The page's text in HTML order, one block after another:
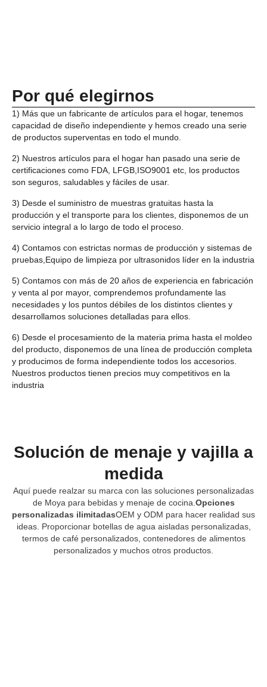
Por qué elegirnos
1) Más que un fabricante de artículos para el hogar, tenemos
capacidad de diseño independiente y hemos creado una serie
de productos superventas en todo el mundo.
2) Nuestros artículos para el hogar han pasado una serie de
certificaciones como FDA, LFGB,ISO9001 etc, los productos
son seguros, saludables y fáciles de usar.
3) Desde el suministro de muestras gratuitas hasta la
producción y el transporte para los clientes, disponemos de un
servicio integral a lo largo de todo el proceso.
4) Contamos con estrictas normas de producción y sistemas de
pruebas,Equipo de limpieza por ultrasonidos líder en la industria
5) Contamos con más de 20 años de experiencia en fabricación
y venta al por mayor, comprendemos profundamente las
necesidades y los puntos débiles de los distintos clientes y
desarrollamos soluciones detalladas para ellos.
6) Desde el procesamiento de la materia prima hasta el moldeo
del producto, disponemos de una línea de producción completa
y producimos de forma independiente todos los accesorios.
Nuestros productos tienen precios muy competitivos en la
industria
Solución de menaje y vajilla a
medida
Aquí puede realzar su marca con las soluciones personalizadas
de Moya para bebidas y menaje de cocina.Opciones
personalizadas ilimitadasOEM y ODM para hacer realidad sus
ideas. Proporcionar botellas de agua aisladas personalizadas,
termos de café personalizados, contenedores de alimentos
personalizados y muchos otros productos.